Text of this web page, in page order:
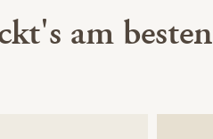
am besten